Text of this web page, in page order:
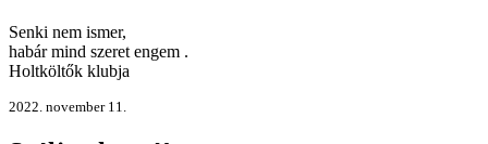
Senki nem ismer,
habár mind szeret engem .
Holtköltők klubja
2022. november 11.